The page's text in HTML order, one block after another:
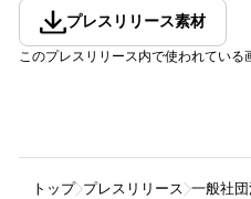
プレスリリース素材
このプレスリリース内で使われてい
トップ プレスリリース 一般社